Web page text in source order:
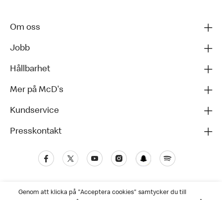
Om oss
Jobb
Hållbarhet
Mer på McD's
Kundservice
Presskontakt
Genom att klicka på "Acceptera cookies" samtycker du till